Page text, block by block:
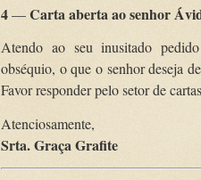
4—Carta aberta ao senhor
Atendo ao seu inusitado
obséquio, o que o senhor deseja
Favor responder pelo setor de
Atenciosamente,
Srta. Graça Grafite